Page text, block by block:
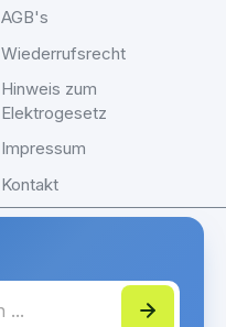
AGB's
Wiederrufsrecht
Hinweis zum
Elektrogesetz
Impressum
Kontakt